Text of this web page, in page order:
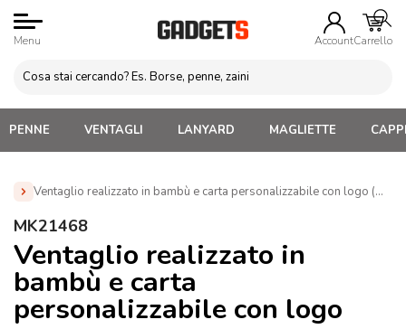
Menu AccountCarrello
PENNE VENTAGLI LANYARD MAGLIETTE
Ventaglio realizzato in bambù e carta personalizzabile con logo
Home » Gadget Personalizzabili per l'Estate
personalizzabile con logo (MK21468)
MK21468
Ventaglio realizzato in
bambù e carta
personalizzabile con logo